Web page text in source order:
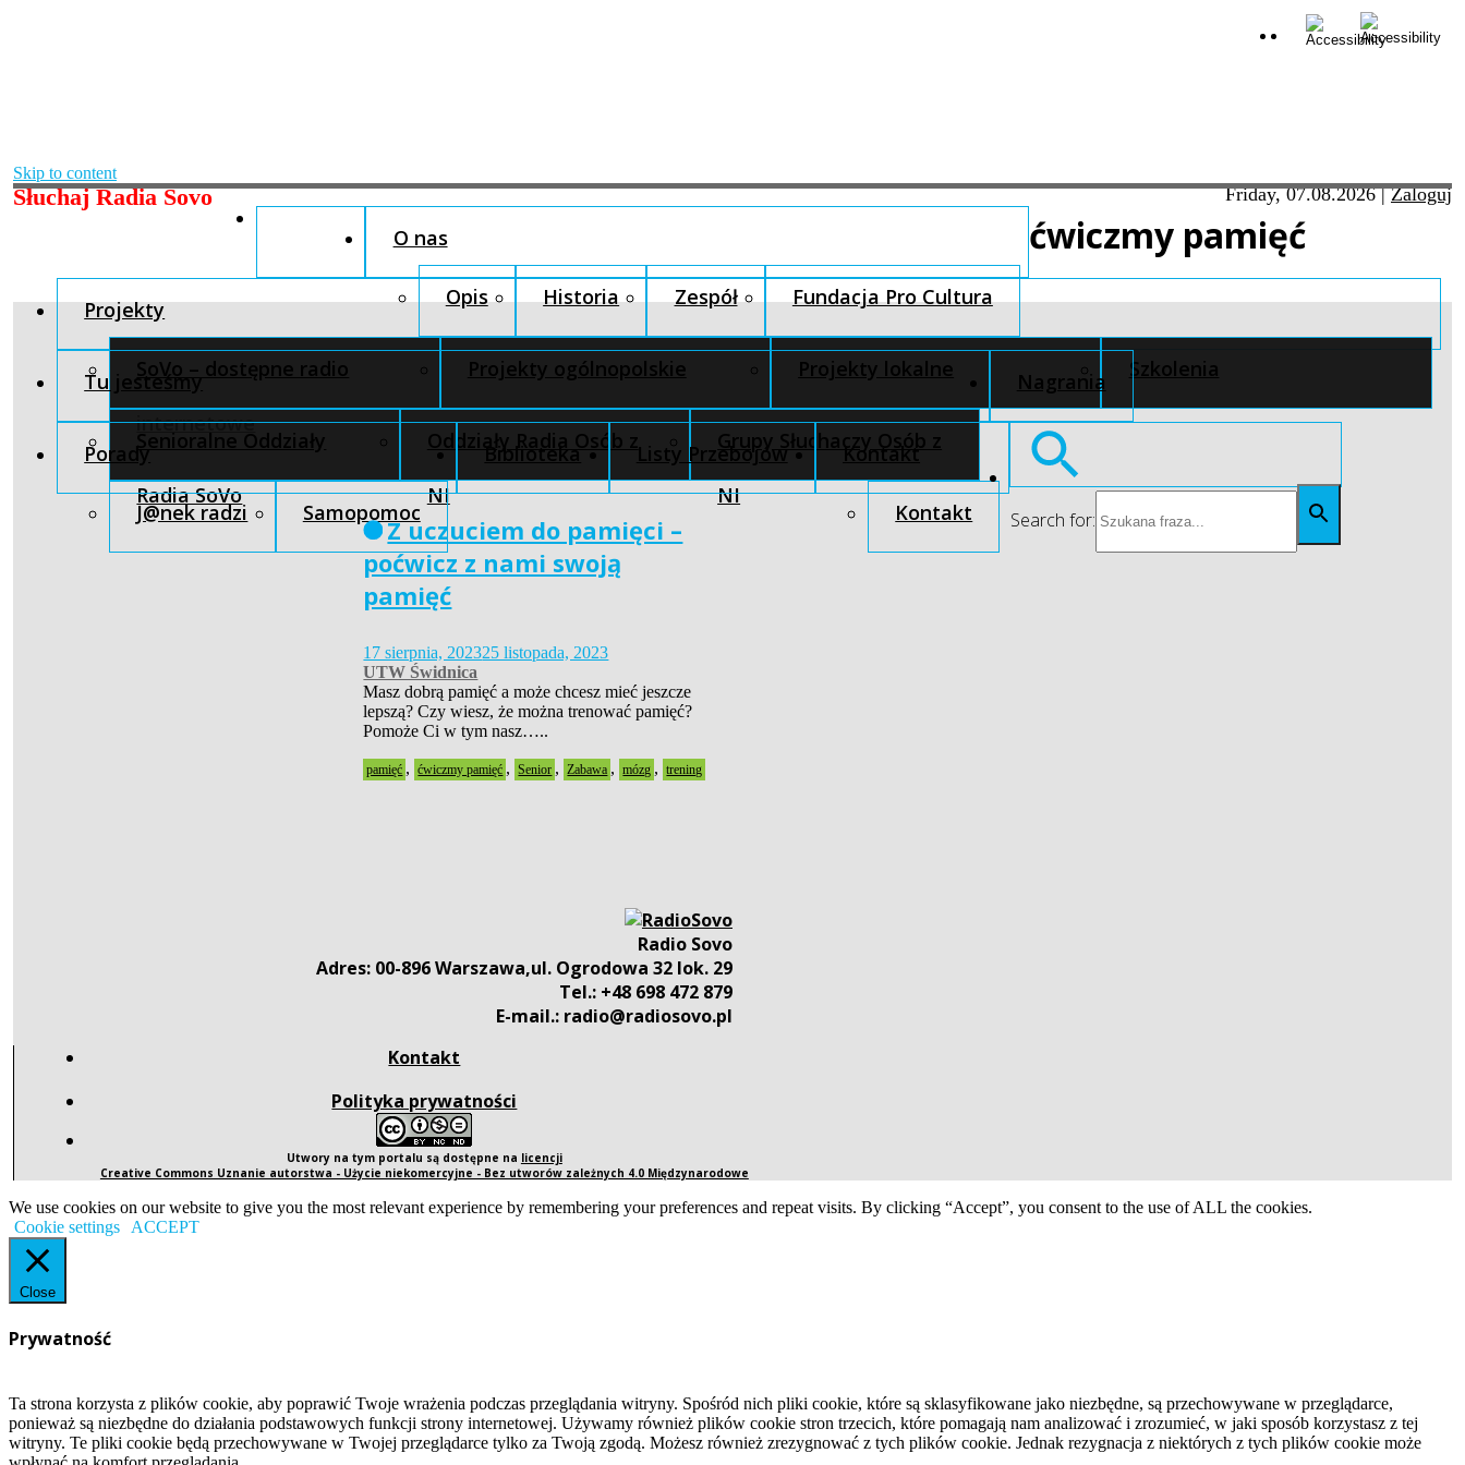
Skip to content
Słuchaj Radia Sovo Friday, 07.08.2026|Zaloguj
O nas
Opis Historia Zespół Fundacja Pro Cultura
Projekty
SoVo – dostępne radio
internetowe
Projekty ogólnopolskie Projekty lokalne Szkolenia
Tu jesteśmy
Senioralne Oddziały
Radia SoVo
Oddziały Radia Osób z
NI
Grupy Słuchaczy Osób z
NI
Nagrania
Porady
J@nek radzi Samopomoc
Biblioteka Listy Przebojów Kontakt
Kontakt Search for:
ćwiczmy pamięć
Z uczuciem do pamięci –
poćwicz z nami swoją
pamięć
17 sierpnia, 202325 listopada, 2023
UTW Świdnica
Masz dobrą pamięć a może chcesz mieć jeszcze
lepszą? Czy wiesz, że można trenować pamięć?
Pomoże Ci w tym nasz…..
pamięć , ćwiczmy pamięć , Senior , Zabawa , mózg , trening
Radio Sovo
Adres: 00-896 Warszawa,ul. Ogrodowa 32 lok. 29
Tel.: +48 698 472 879
E-mail.: radio@radiosovo.pl
Kontakt
Polityka prywatności
Utwory na tym portalu są dostępne na licencji
Creative Commons Uznanie autorstwa - Użycie niekomercyjne - Bez utworów zależnych 4.0 Międzynarodowe
We use cookies on our website to give you the most relevant experience by remembering your preferences and repeat visits. By clicking “Accept”, you consent to the use of ALL the cookies.
Cookie settings
ACCEPT
Close
Prywatność
Ta strona korzysta z plików cookie, aby poprawić Twoje wrażenia podczas przeglądania witryny. Spośród nich pliki cookie, które są sklasyfikowane jako niezbędne, są przechowywane w przeglądarce,
ponieważ są niezbędne do działania podstawowych funkcji strony internetowej. Używamy również plików cookie stron trzecich, które pomagają nam analizować i zrozumieć, w jaki sposób korzystasz z tej
witryny. Te pliki cookie będą przechowywane w Twojej przeglądarce tylko za Twoją zgodą. Możesz również zrezygnować z tych plików cookie. Jednak rezygnacja z niektórych z tych plików cookie może